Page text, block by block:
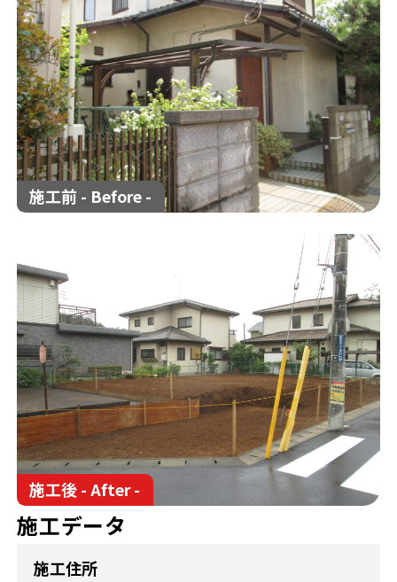
会社概要 スタッフ紹介
施工事例 相談会/イベント
現場ブログ お客様の声
補助金情報 空き家対策
施工前 - Before -
施工後 - After -
施工データ
施工住所